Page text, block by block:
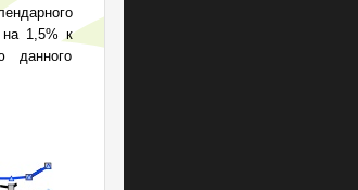
на 1,5% к
данного